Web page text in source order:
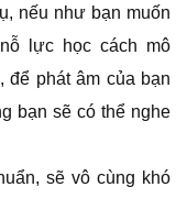
nếu như bạn muốn
lực học cách mô
để phát âm của bạn
bạn sẽ có thể nghe
sẽ vô cùng khó